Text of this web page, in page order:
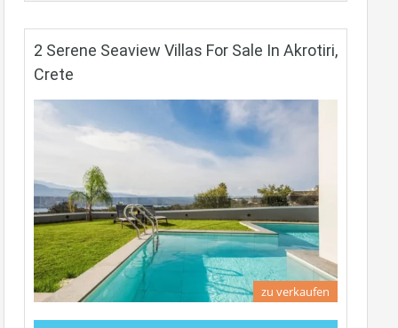
2 Serene Seaview Villas For Sale In Akrotiri,
Crete
zu verkaufen